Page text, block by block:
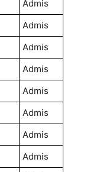
Admis
Admis
Admis
Admis
Admis
Admis
Admis
Admis